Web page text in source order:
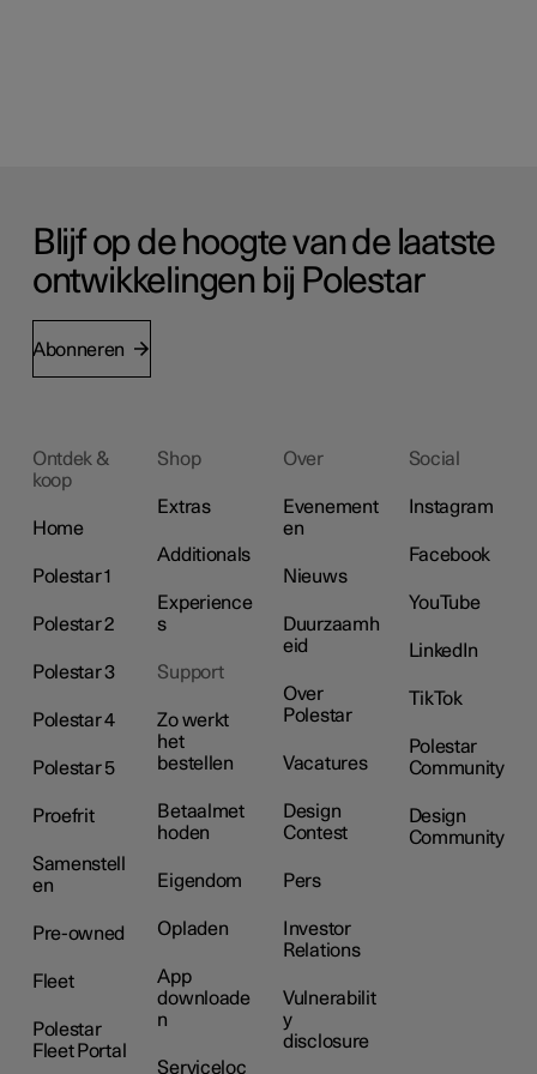
Blijf op de hoogte van de laatste
ontwikkelingen bij Polestar
Abonneren
Ontdek &
koop
Home
Polestar 1
Polestar 2
Polestar 3
Polestar 4
Polestar 5
Proefrit
Samenstell
en
Pre-owned
Fleet
Polestar
Fleet Portal
Shop
Extras
Additionals
Experience
s
Support
Zo werkt
het
bestellen
Betaalmet
hoden
Eigendom
Opladen
App
downloade
n
Serviceloc
Over
Evenement
en
Nieuws
Duurzaamh
eid
Over
Polestar
Vacatures
Design
Contest
Pers
Investor
Relations
Vulnerabilit
y
disclosure
Social
Instagram
Facebook
YouTube
LinkedIn
TikTok
Polestar
Community
Design
Community